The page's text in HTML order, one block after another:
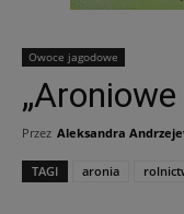
Owoce jagodowe
„Aroniowe
Przez Aleksandra
TAGI aronia